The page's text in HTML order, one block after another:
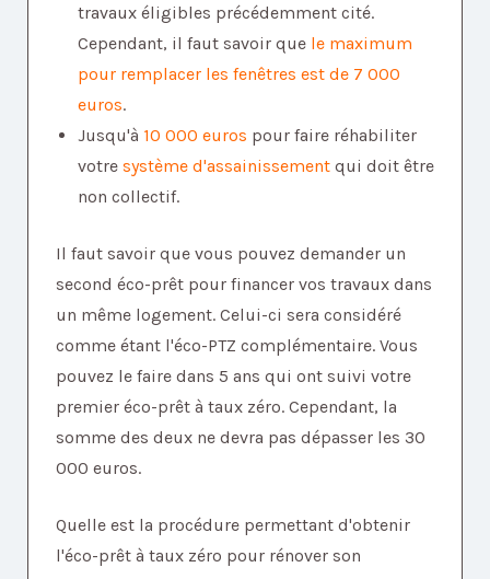
travaux éligibles précédemment cité.
Cependant, il faut savoir que le maximum
pour remplacer les fenêtres est de 7 000
euros.
Jusqu'à 10 000 euros pour faire réhabiliter
votre système d'assainissement qui doit être
non collectif.
Il faut savoir que vous pouvez demander un
second éco-prêt pour financer vos travaux dans
un même logement. Celui-ci sera considéré
comme étant l'éco-PTZ complémentaire. Vous
pouvez le faire dans 5 ans qui ont suivi votre
premier éco-prêt à taux zéro. Cependant, la
somme des deux ne devra pas dépasser les 30
000 euros.
Quelle est la procédure permettant d'obtenir
l'éco-prêt à taux zéro pour rénover son